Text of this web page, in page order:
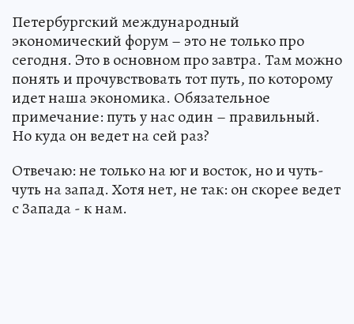
Петербургский международный
экономический форум – это не только про
сегодня. Это в основном про завтра. Там можно
понять и прочувствовать тот путь, по которому
идет наша экономика. Обязательное
примечание: путь у нас один – правильный.
Но куда он ведет на сей раз?
Отвечаю: не только на юг и восток, но и чуть-
чуть на запад. Хотя нет, не так: он скорее ведет
с Запада - к нам.